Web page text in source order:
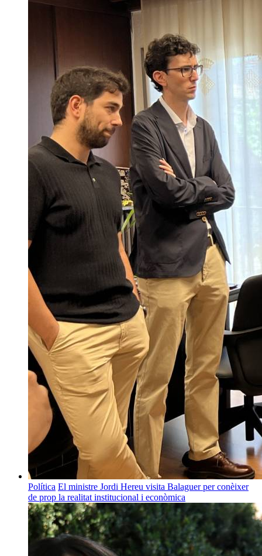
Política El ministre Jordi Hereu visita Balaguer per conèixer
de prop la realitat institucional i econòmica